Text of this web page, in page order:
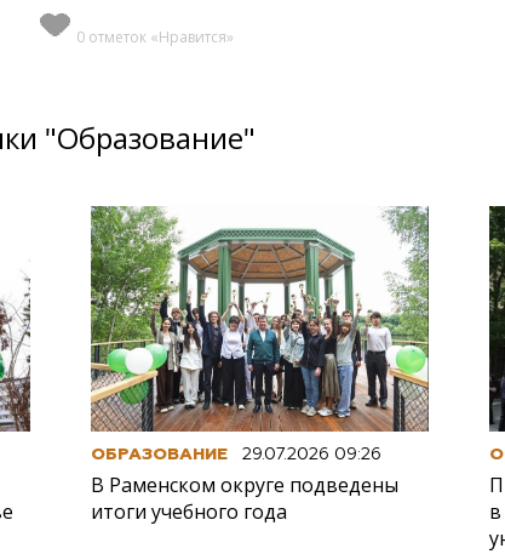
0 отметок «Нравится»
"Образование"
ОБРАЗОВАНИЕ 29.07.2026 09:26
В Раменском округе подведены
итоги учебного года